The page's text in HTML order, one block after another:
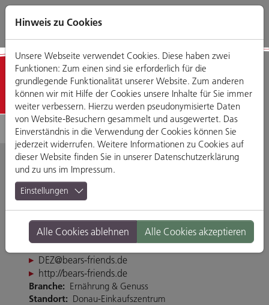
Direkt
zum
Zum
Hauptmenü
Zum
Footermenü
Zur
Website-
Detailansicht
Bears & Friends
Weichser Weg 5, 93059 Regensburg
Tel. 0941-4611440
Fax 0941-64090855
DEZ@bears-friends.de
http://bears-friends.de
Branche: Ernährung & Genuss
Standort: Donau-Einkaufszentrum
Hinweis zu Cookies
Unsere Webseite verwendet Cookies. Diese haben zwei
Funktionen: Zum einen sind sie erforderlich für die
grundlegende Funktionalität unserer Website. Zum anderen
können wir mit Hilfe der Cookies unsere Inhalte für Sie immer
weiter verbessern. Hierzu werden pseudonymisierte Daten
von Website-Besuchern gesammelt und ausgewertet. Das
Einverständnis in die Verwendung der Cookies können Sie
jederzeit widerrufen. Weitere Informationen zu Cookies auf
dieser Website finden Sie in unserer Datenschutzerklärung
und zu uns im Impressum.
Einstellungen
Alle Cookies ablehnen Alle Cookies akzeptieren